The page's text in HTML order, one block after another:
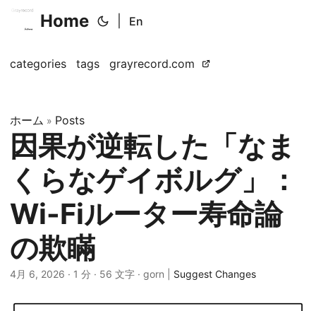
Home En
categories tags grayrecord.com
ホーム » Posts
因果が逆転した「なま
くらなゲイボルグ」：
Wi-Fiルーター寿命論
の欺瞞
4月 6, 2026 · 1 分 · 56 文字 · gorn | Suggest Changes